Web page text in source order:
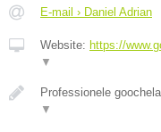
E-mail › Daniel Adrian
Website: https://
▼
Professionele
▼